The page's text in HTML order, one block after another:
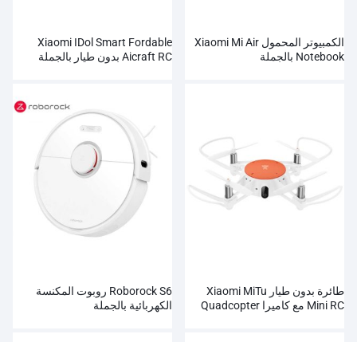
الكمبيوتر المحمول Xiaomi Mi Air
Notebook بالجملة
Xiaomi IDol Smart Fordable
Aicraft RC بدون طيار بالجملة
طائرة بدون طيار Xiaomi MiTu
Mini RC مع كاميرا Quadcopter
Roborock S6 روبوت المكنسة
الكهربائية بالجملة